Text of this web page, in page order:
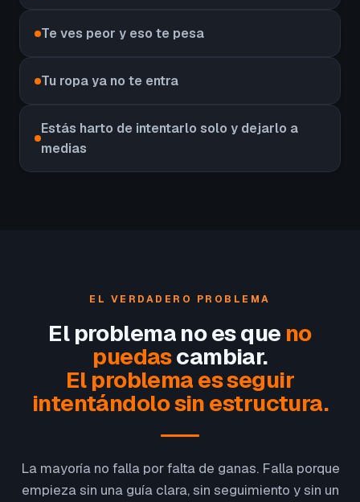
Te ves peor y eso te pesa
Tu ropa ya no te entra
Estás harto de intentarlo solo y dejarlo a
medias
EL VERDADERO PROBLEMA
El problema no es que no
puedascambiar.
El problema es seguir
intentándolo sin estructura.
La mayoría no falla por falta de ganas. Falla porque
empieza sin una guía clara, sin seguimiento y sin un